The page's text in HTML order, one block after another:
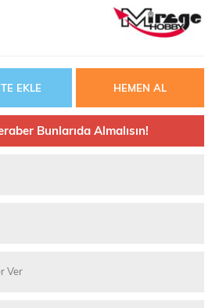
Bunlarıda Almalısın!
Ver